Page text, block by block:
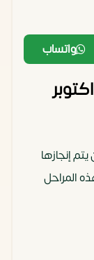
واتساب
إنجازها
المراحل